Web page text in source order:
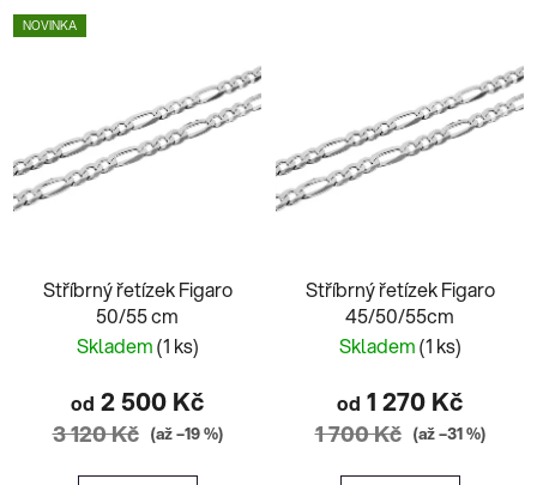
NOVINKA
Stříbrný řetízek Figaro
50/55 cm
Skladem(1 ks)
od 2 500 Kč
3 120 Kč (až –19 %)
Stříbrný řetízek Figaro
45/50/55cm
Skladem(1 ks)
od 1 270 Kč
1 700 Kč (až –31 %)